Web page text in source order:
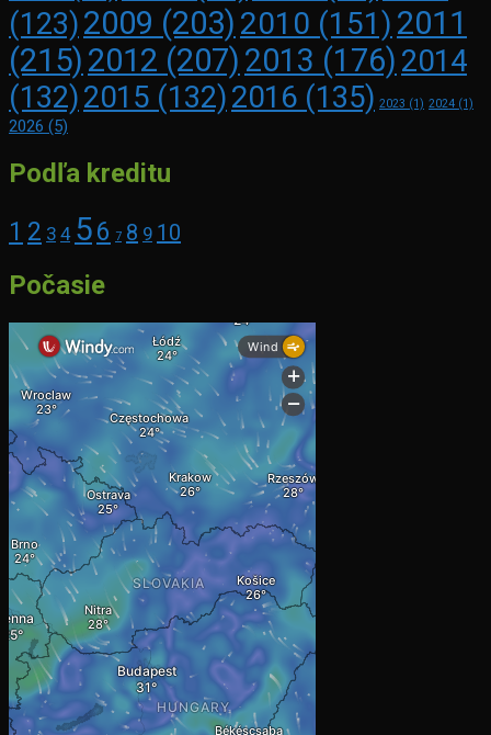
(123)2009 (203) 2010 (151) 2011
(215) 2012 (207) 2013 (176) 2014
(132)2015 (132)2016 (135) 2023 (1) 2024 (1)
2026 (5)
Podľa kreditu
1 2 3 4 56 7 8 9 10
Počasie